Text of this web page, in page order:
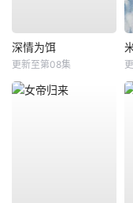
深情为饵
更新至第08集